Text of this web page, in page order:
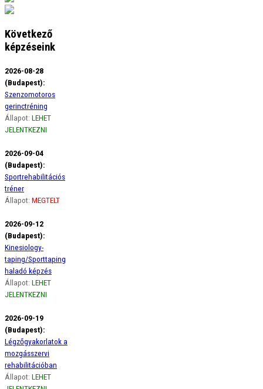
Következő
képzéseink
2026-08-28
(Budapest):
Szenzomotoros
gerinctréning
Állapot: LEHET
JELENTKEZNI
2026-09-04
(Budapest):
Sportrehabilitációs
tréner
Állapot: MEGTELT
2026-09-12
(Budapest):
Kinesiology-
taping/Sporttaping
haladó képzés
Állapot: LEHET
JELENTKEZNI
2026-09-19
(Budapest):
Légzőgyakorlatok a
mozgásszervi
rehabilitációban
Állapot: LEHET